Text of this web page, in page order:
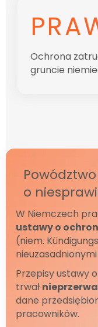
Ochrona
gruncie
o
W Niemczech
ustawy o
(niem.
Przepisy ustawy
trwał
dane
pracowników.